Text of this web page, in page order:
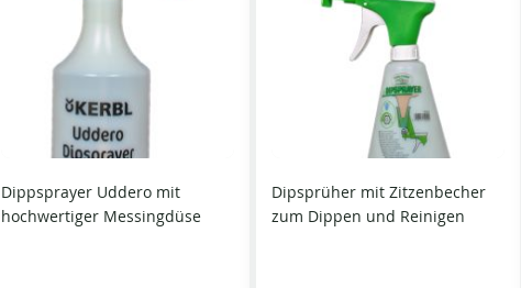
Dippsprayer Uddero mit
hochwertiger Messingdüse
Dipsprüher mit Zitzenbecher
zum Dippen und Reinigen